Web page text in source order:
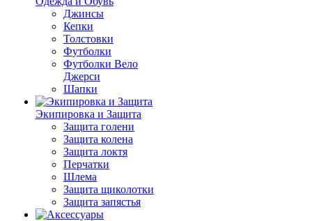
Джинсы
Кепки
Толстовки
Футболки
Футболки Вело
Джерси
Шапки
Экипировка и Защита
Защита голени
Защита колена
Защита локтя
Перчатки
Шлема
Защита щиколотки
Защита запястья